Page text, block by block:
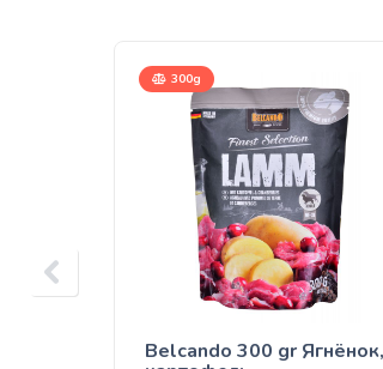
300g
Belcando 300 gr Ягнёнок,